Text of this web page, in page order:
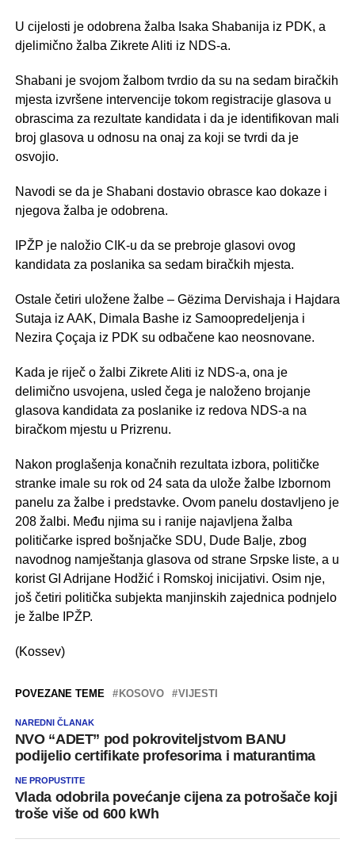
U cijelosti je odobrena žalba Isaka Shabanija iz PDK, a
djelimično žalba Zikrete Aliti iz NDS-a.
Shabani je svojom žalbom tvrdio da su na sedam biračkih
mjesta izvršene intervencije tokom registracije glasova u
obrascima za rezultate kandidata i da je identifikovan mali
broj glasova u odnosu na onaj za koji se tvrdi da je
osvojio.
Navodi se da je Shabani dostavio obrasce kao dokaze i
njegova žalba je odobrena.
IPŽP je naložio CIK-u da se prebroje glasovi ovog
kandidata za poslanika sa sedam biračkih mjesta.
Ostale četiri uložene žalbe – Gëzima Dervishaja i Hajdara
Sutaja iz AAK, Dimala Bashe iz Samoopredeljenja i
Nezira Çoçaja iz PDK su odbačene kao neosnovane.
Kada je riječ o žalbi Zikrete Aliti iz NDS-a, ona je
delimično usvojena, usled čega je naloženo brojanje
glasova kandidata za poslanike iz redova NDS-a na
biračkom mjestu u Prizrenu.
Nakon proglašenja konačnih rezultata izbora, političke
stranke imale su rok od 24 sata da ulože žalbe Izbornom
panelu za žalbe i predstavke. Ovom panelu dostavljeno je
208 žalbi. Među njima su i ranije najavljena žalba
političarke ispred bošnjačke SDU, Dude Balje, zbog
navodnog namještanja glasova od strane Srpske liste, a u
korist GI Adrijane Hodžić i Romskoj inicijativi. Osim nje,
još četiri politička subjekta manjinskih zajednica podnjelo
je žalbe IPŽP.
(Kossev)
POVEZANE TEME KOSOVO VIJESTI
NAREDNI ČLANAK
NVO “ADET” pod pokroviteljstvom BANU
podijelio certifikate profesorima i maturantima
NE PROPUSTITE
Vlada odobrila povećanje cijena za potrošače koji
troše više od 600 kWh